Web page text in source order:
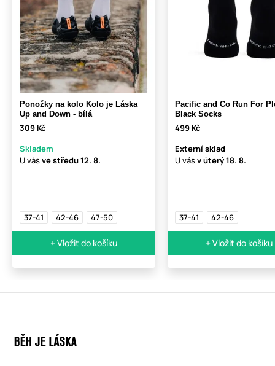
Ponožky na kolo Kolo je Láska
Up and Down - bílá
309 Kč
Skladem
U vásve středu12. 8.
37-41 42-46 47-50
+ Vložit do košíku
Pacific and Co Run For
Black Socks
499 Kč
Externí sklad
U vásv úterý18. 8.
37-41 42-46
+ Vložit do košíku